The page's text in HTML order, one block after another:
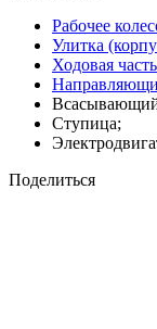
Рабочее
Улитка
Ходовая
Ступица;
Поделиться